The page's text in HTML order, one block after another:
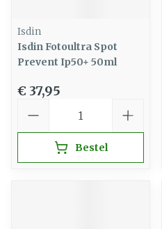
Isdin
Isdin Fotoultra Spot
Prevent Ip50+ 50ml
€ 37,95
Bestel